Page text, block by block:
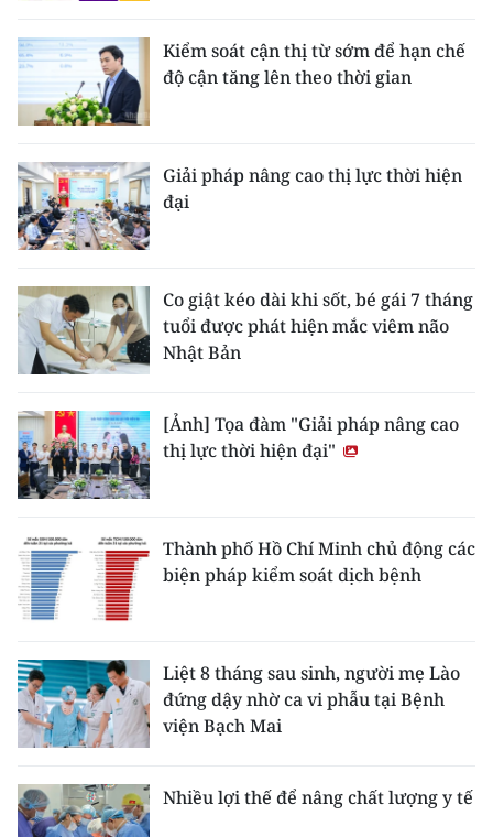
Kiểm soát cận thị từ sớm để hạn chế
độ cận tăng lên theo thời gian
Giải pháp nâng cao thị lực thời hiện
đại
Co giật kéo dài khi sốt, bé gái 7 tháng
tuổi được phát hiện mắc viêm não
Nhật Bản
[Ảnh] Tọa đàm "Giải pháp nâng cao
thị lực thời hiện đại"
Thành phố Hồ Chí Minh chủ động các
biện pháp kiểm soát dịch bệnh
Liệt 8 tháng sau sinh, người mẹ Lào
đứng dậy nhờ ca vi phẫu tại Bệnh
viện Bạch Mai
Nhiều lợi thế để nâng chất lượng y tế